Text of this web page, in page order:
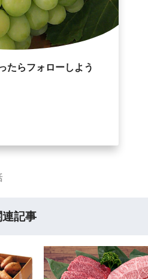
たらフォローしよう
連記事